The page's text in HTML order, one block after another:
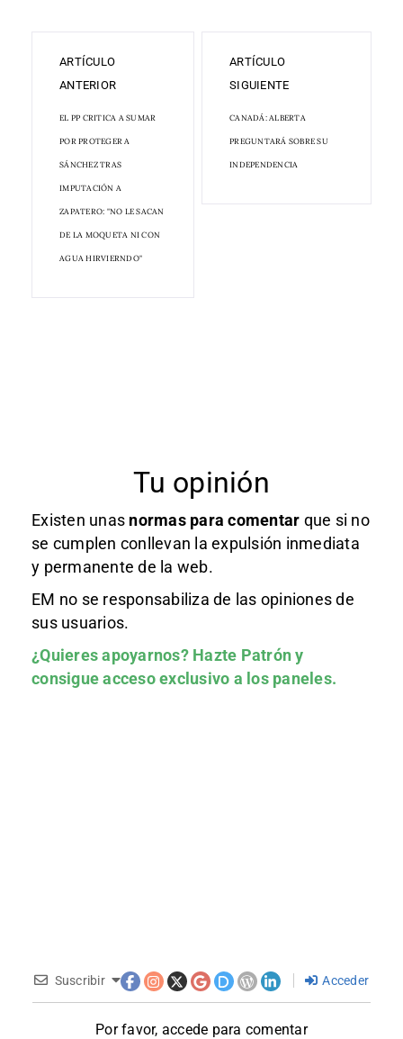
ARTÍCULO
ANTERIOR
EL PP CRITICA A SUMAR
POR PROTEGER A
SÁNCHEZ TRAS
IMPUTACIÓN A
ZAPATERO: "NO LE SACAN
DE LA MOQUETA NI CON
AGUA HIRVIERNDO"
ARTÍCULO
SIGUIENTE
CANADÁ: ALBERTA
PREGUNTARÁ SOBRE SU
INDEPENDENCIA
Tu opinión
Existen unas normas para comentar que si no
se cumplen conllevan la expulsión inmediata
y permanente de la web.
EM no se responsabiliza de las opiniones de
sus usuarios.
¿Quieres apoyarnos? Hazte Patróny
consigue acceso exclusivo a los paneles.
Suscribir Acceder
Por favor, accede para comentar